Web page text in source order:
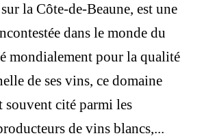
la Côte-de-Beaune, est une
dans le monde du
mondialement pour la qualité
de ses vins, ce domaine
souvent cité parmi les
de vins blancs,...